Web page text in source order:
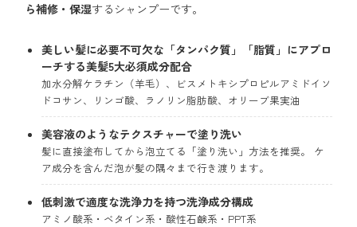
ら補修・保湿するシャンプーです。
美しい髪に必要不可欠な「タンパク質」「脂質」にアプロ
ーチする美髪5大必須成分配合
加水分解ケラチン（羊毛）、ビスメトキシプロピルアミドイソ
ドコサン、リンゴ酸、ラノリン脂肪酸、オリーブ果実油
美容液のようなテクスチャーで塗り洗い
髪に直接塗布してから泡立てる「塗り洗い」方法を推奨。 ケ
ア成分を含んだ泡が髪の隅々まで行き渡ります。
低刺激で適度な洗浄力を持つ洗浄成分構成
アミノ酸系・ベタイン系・酸性石鹸系・PPT系